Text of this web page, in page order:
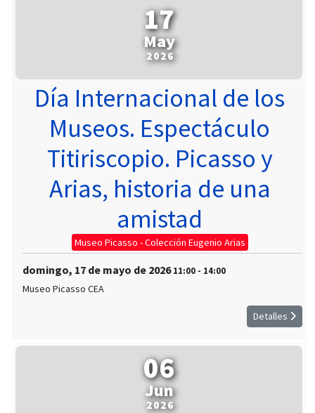
17
May
2026
Día Internacional de los
Museos. Espectáculo
Titiriscopio. Picasso y
Arias, historia de una
amistad
Museo Picasso - Colección Eugenio Arias
domingo, 17 de mayo de 2026 11:00 - 14:00
Museo Picasso CEA
Detalles
06
Jun
2026